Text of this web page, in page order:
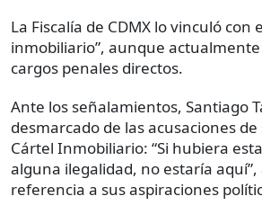
La Fiscalía de CDMX lo vinculó con
inmobiliario”, aunque
cargos penales directos.
Ante los señalamientos, Santiago
desmarcado de las acusaciones
Cártel Inmobiliario: “Si hubiera
alguna ilegalidad, no estaría
referencia a sus aspiraciones